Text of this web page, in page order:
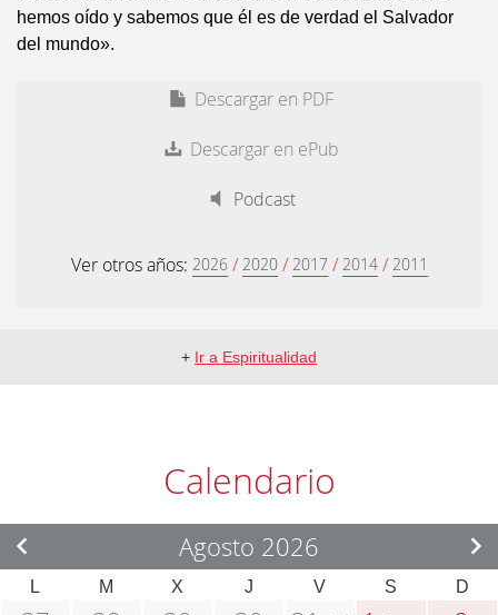
hemos oído y sabemos que él es de verdad el Salvador
del mundo».
Descargar en PDF
Descargar en ePub
Podcast
Ver otros años: 2026 / 2020 / 2017 / 2014 / 2011
+ Ir a Espiritualidad
Calendario
Agosto 2026
L M X J V S D